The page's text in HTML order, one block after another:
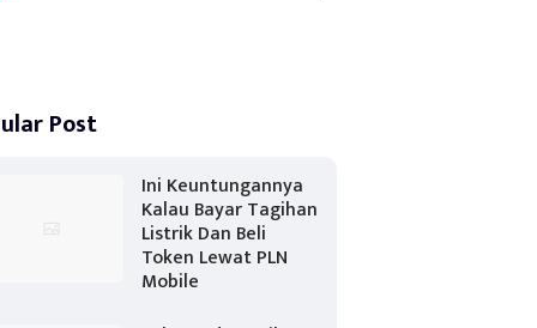
Post
Ini Keuntungannya
Kalau Bayar Tagihan
Listrik Dan Beli
Token Lewat PLN
Mobile